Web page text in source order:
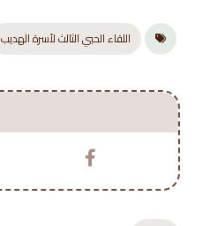
اللقاء الحبي الثالث لأسرة الهديب